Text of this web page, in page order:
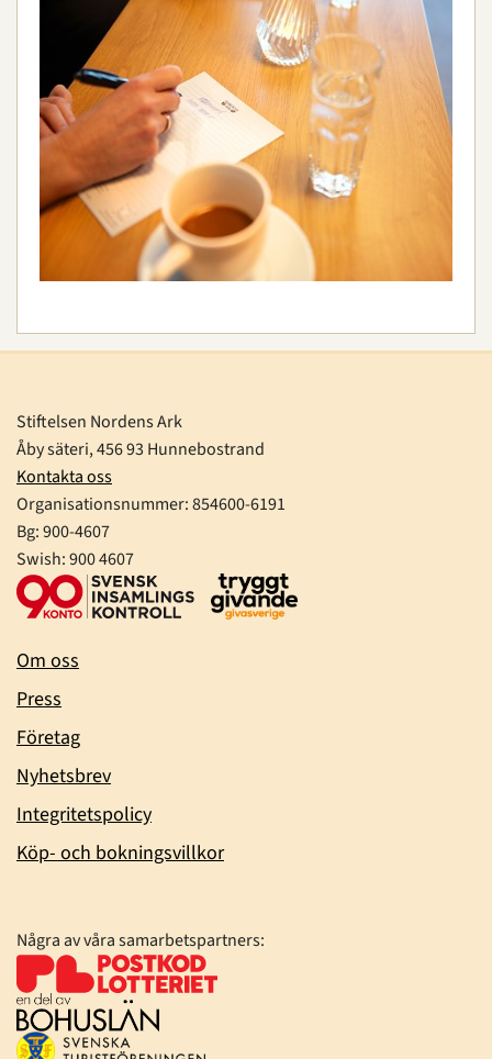
Stiftelsen Nordens Ark
Åby säteri, 456 93 Hunnebostrand
Kontakta oss
Organisationsnummer:854600-6191
Bg: 900-4607
Swish: 900 4607
Om oss
Press
Företag
Nyhetsbrev
Integritetspolicy
Köp- och bokningsvillkor
Några av våra samarbetspartners: